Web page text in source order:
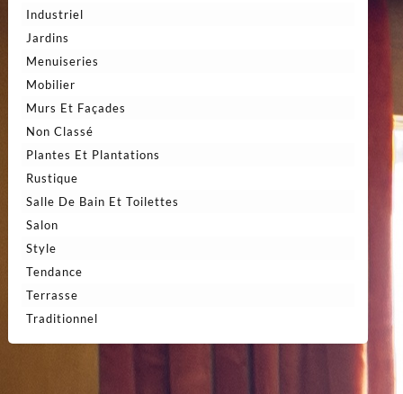
Industriel
Jardins
Menuiseries
Mobilier
Murs Et Façades
Non Classé
Plantes Et Plantations
Rustique
Salle De Bain Et Toilettes
Salon
Style
Tendance
Terrasse
Traditionnel